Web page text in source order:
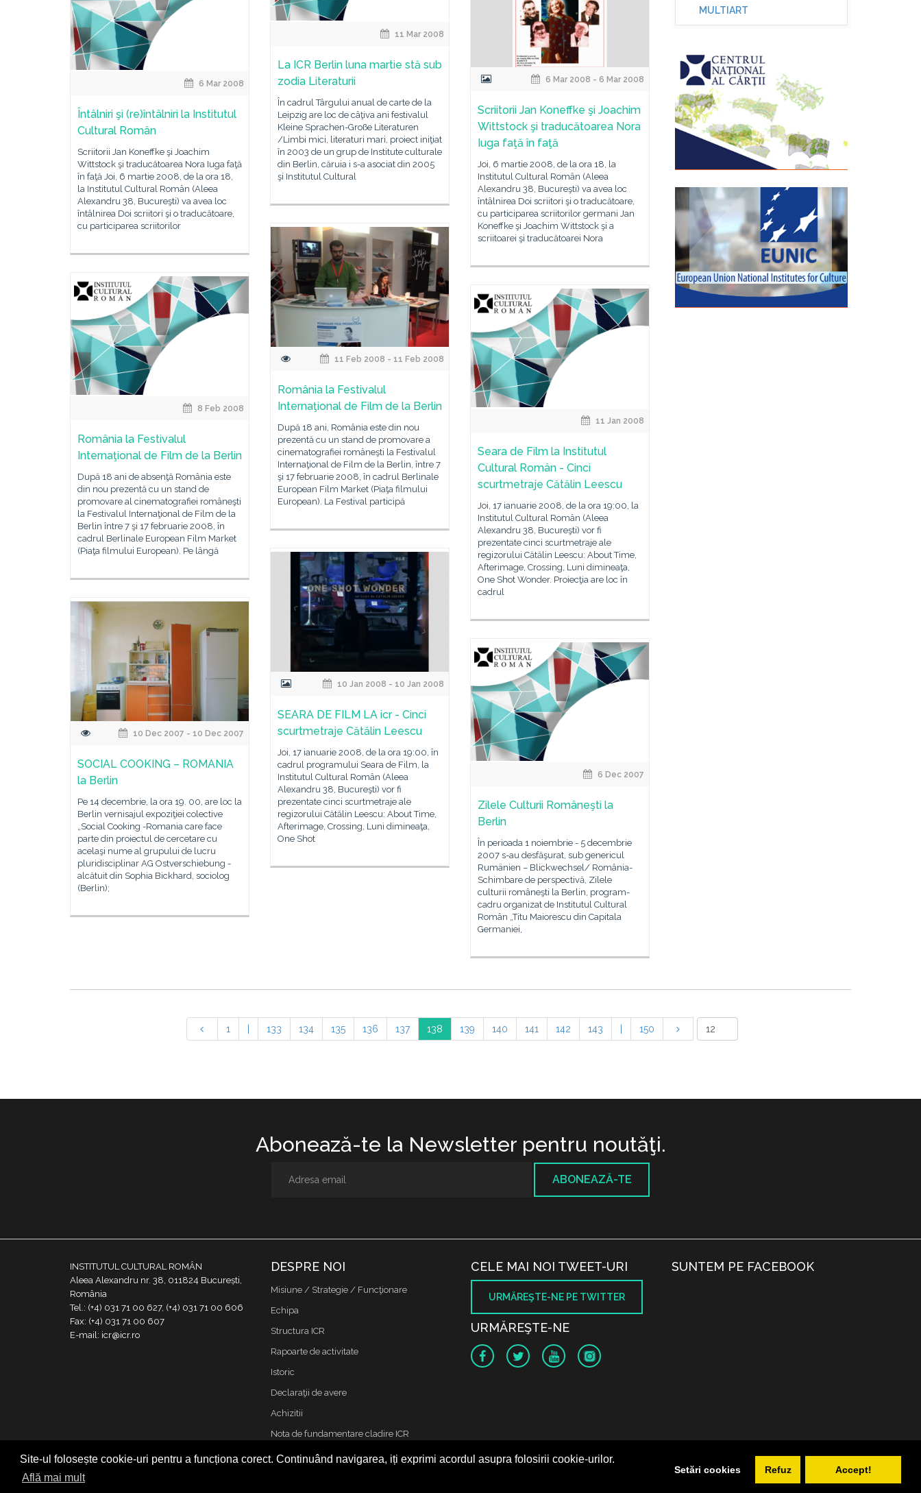
Site-ul folosește cookie-uri pentru a funcționa corect. Continuând navigarea, iți exprimi acordul asupra folosirii cookie-urilor.
Află mai mult
Setări cookies Refuz Accept!
11 Mar 2008
La ICR Berlin luna martie stă sub
zodia Literaturii
În cadrul Târgului anual de carte de la
Leipzig are loc de câţiva ani festivalul
Kleine Sprachen-Große Literaturen
/Limbi mici, literaturi mari, proiect iniţiat
în 2003 de un grup de Institute culturale
din Berlin, căruia i s-a asociat din 2005
şi Institutul Cultural
6 Mar 2008 - 6 Mar 2008
Scriitorii Jan Koneffke şi Joachim
Wittstock şi traducătoarea Nora
Iuga faţă în faţă
Joi, 6 martie 2008, de la ora 18, la
Institutul Cultural Român (Aleea
Alexandru 38, Bucureşti) va avea loc
întâlnirea Doi scriitori şi o traducătoare,
cu participarea scriitorilor germani Jan
Koneffke şi Joachim Wittstock şi a
scriitoarei şi traducătoarei Nora
6 Mar 2008
Întâlniri şi (re)întâlniri la Institutul
Cultural Român
Scriitorii Jan Koneffke şi Joachim
Wittstock şi traducătoarea Nora Iuga faţă
în faţă Joi, 6 martie 2008, de la ora 18,
la Institutul Cultural Român (Aleea
Alexandru 38, Bucureşti) va avea loc
întâlnirea Doi scriitori şi o traducătoare,
cu participarea scriitorilor
11 Feb 2008 - 11 Feb 2008
România la Festivalul
Internaţional de Film de la Berlin
După 18 ani, România este din nou
prezentă cu un stand de promovare a
cinematografiei româneşti la Festivalul
Internaţional de Film de la Berlin, între 7
şi 17 februarie 2008, în cadrul Berlinale
European Film Market (Piaţa filmului
European). La Festival participă
8 Feb 2008
România la Festivalul
Internaţional de Film de la Berlin
După 18 ani de absenţă România este
din nou prezentă cu un stand de
promovare al cinematografiei româneşti
la Festivalul Internaţional de Film de la
Berlin între 7 şi 17 februarie 2008, în
cadrul Berlinale European Film Market
(Piaţa filmului European). Pe lângă
11 Jan 2008
Seara de Film la Institutul
Cultural Român - Cinci
scurtmetraje Cătălin Leescu
Joi, 17 ianuarie 2008, de la ora 19:00, la
Institutul Cultural Român (Aleea
Alexandru 38, Bucureşti) vor fi
prezentate cinci scurtmetraje ale
regizorului Cătălin Leescu: About Time,
Afterimage, Crossing, Luni dimineaţa,
One Shot Wonder. Proiecţia are loc în
cadrul
10 Jan 2008 - 10 Jan 2008
SEARA DE FILM LA icr - Cinci
scurtmetraje Cătălin Leescu
Joi, 17 ianuarie 2008, de la ora 19:00, în
cadrul programului Seara de Film, la
Institutul Cultural Român (Aleea
Alexandru 38, Bucureşti) vor fi
prezentate cinci scurtmetraje ale
regizorului Cătălin Leescu: About Time,
Afterimage, Crossing, Luni dimineaţa,
One Shot
10 Dec 2007 - 10 Dec 2007
SOCIAL COOKING – ROMANIA
la Berlin
Pe 14 decembrie, la ora 19. 00, are loc la
Berlin vernisajul expoziţiei colective
„Social Cooking -Romania care face
parte din proiectul de cercetare cu
acelaşi nume al grupului de lucru
pluridisciplinar AG Ostverschiebung -
alcătuit din Sophia Bickhard, sociolog
(Berlin);
6 Dec 2007
Zilele Culturii Româneşti la
Berlin
În perioada 1 noiembrie - 5 decembrie
2007 s-au desfăşurat, sub genericul
Rumänien – Blickwechsel/ România-
Schimbare de perspectivă, Zilele
culturii româneşti la Berlin, program-
cadru organizat de Institutul Cultural
Român „Titu Maiorescu din Capitala
Germaniei,
MULTIART
1 133 134 135 136 137 138 139 140 141 142 143 150
Abonează-te la Newsletter pentru noutăţi.
ABONEAZĂ-TE
INSTITUTUL CULTURAL ROMÂN
Aleea Alexandru nr. 38, 011824 București,
România
Tel.: (+4) 031 71 00 627, (+4) 031 71 00 606
Fax: (+4) 031 71 00 607
E-mail: icr@icr.ro
DESPRE NOI
Misiune / Strategie / Funcţionare
Echipa
Structura ICR
Rapoarte de activitate
Istoric
Declaraţii de avere
Achizitii
Nota de fundamentare cladire ICR
Contact
CELE MAI NOI TWEET-URI
URMĂREŞTE-NE PE TWITTER
URMĂREŞTE-NE
SUNTEM PE FACEBOOK